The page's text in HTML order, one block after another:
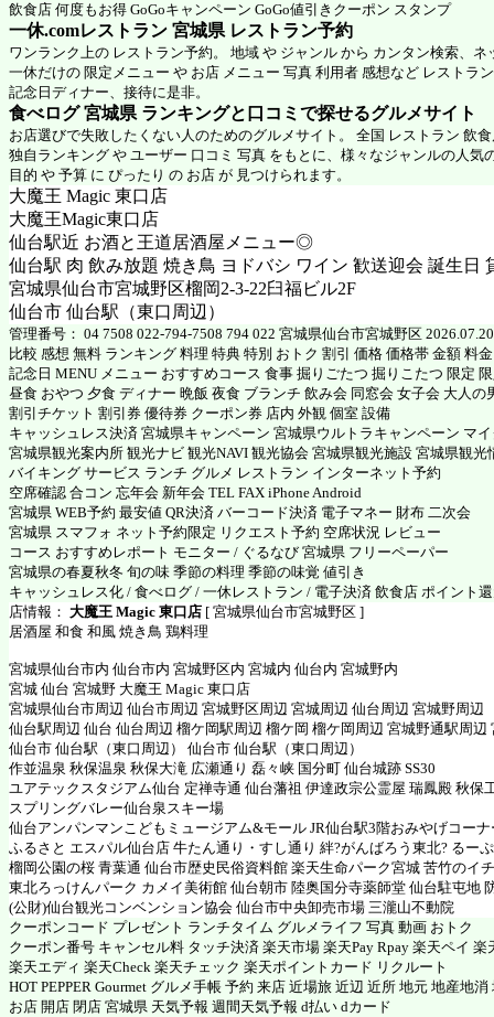
飲食店 何度もお得 GoGoキャンペーン GoGo値引きクーポン スタンプ
一休.comレストラン 宮城県 レストラン予約
ワンランク上の レストラン予約。 地域 や ジャンル から カンタン検索、ネ
一休だけの 限定メニュー や お店 メニュー 写真 利用者 感想など レストラ
記念日ディナー、接待に是非。
食べログ 宮城県 ランキングと口コミで探せるグルメサイト
お店選びで失敗したくない人のためのグルメサイト。 全国 レストラン 飲
独自ランキング や ユーザー 口コミ 写真 をもとに、様々なジャンルの人気
目的 や 予算 に ぴったり の お店 が 見つけられます。
大魔王 Magic 東口店
大魔王Magic東口店
仙台駅近 お酒と王道居酒屋メニュー◎
仙台駅 肉 飲み放題 焼き鳥 ヨドバシ ワイン 歓送迎会 誕生日
宮城県仙台市宮城野区榴岡2-3-22臼福ビル2F
仙台市 仙台駅（東口周辺）
管理番号： 04 7508 022-794-7508 794 022 宮城県仙台市宮城野区 2026.07.20
比較 感想 無料 ランキング 料理 特典 特別 おトク 割引 価格 価格帯 金額 料
記念日 MENU メニュー おすすめコース 食事 掘りごたつ 掘りこたつ 限定
昼食 おやつ 夕食 ディナー 晩飯 夜食 ブランチ 飲み会 同窓会 女子会 大人の
割引チケット 割引券 優待券 クーポン券 店内 外観 個室 設備
キャッシュレス決済 宮城県キャンペーン 宮城県ウルトラキャンペーン マ
宮城県観光案内所 観光ナビ 観光NAVI 観光協会 宮城県観光施設 宮城県観光
バイキング サービス ランチ グルメ レストラン インターネット予約
空席確認 合コン 忘年会 新年会 TEL FAX iPhone Android
宮城県 WEB予約 最安値 QR決済 バーコード決済 電子マネー 財布 二次会
宮城県 スマフォ ネット予約限定 リクエスト予約 空席状況 レビュー
コース おすすめレポート モニター / ぐるなび 宮城県 フリーペーパー
宮城県の春夏秋冬 旬の味 季節の料理 季節の味覚 値引き
キャッシュレス化 / 食べログ / 一休レストラン / 電子決済 飲食店 ポイント
店情報： 大魔王 Magic 東口店 [ 宮城県仙台市宮城野区 ]
居酒屋 和食 和風 焼き鳥 鶏料理
宮城県仙台市内 仙台市内 宮城野区内 宮城内 仙台内 宮城野内
宮城 仙台 宮城野 大魔王 Magic 東口店
宮城県仙台市周辺 仙台市周辺 宮城野区周辺 宮城周辺 仙台周辺 宮城野周辺
仙台駅周辺 仙台 仙台周辺 榴ケ岡駅周辺 榴ケ岡 榴ケ岡周辺 宮城野通駅周辺
仙台市 仙台駅（東口周辺） 仙台市 仙台駅（東口周辺）
作並温泉 秋保温泉 秋保大滝 広瀬通り 磊々峡 国分町 仙台城跡 SS30
ユアテックスタジアム仙台 定禅寺通 仙台藩祖 伊達政宗公霊屋 瑞鳳殿 秋保
スプリングバレー仙台泉スキー場
仙台アンパンマンこどもミュージアム&モール JR仙台駅3階おみやげコー
ふるさと エスパル仙台店 牛たん通り・すし通り 絆?がんばろう東北? るー
榴岡公園の桜 青葉通 仙台市歴史民俗資料館 楽天生命パーク宮城 苦竹のイ
東北ろっけんパーク カメイ美術館 仙台朝市 陸奥国分寺薬師堂 仙台駐屯地
(公財)仙台観光コンベンション協会 仙台市中央卸売市場 三瀧山不動院
クーポンコード プレゼント ランチタイム グルメライフ 写真 動画 おトク
クーポン番号 キャンセル料 タッチ決済 楽天市場 楽天Pay Rpay 楽天ペイ 楽
楽天エディ 楽天Check 楽天チェック 楽天ポイントカード リクルート
HOT PEPPER Gourmet グルメ手帳 予約 来店 近場旅 近辺 近所 地元 地産地
お店 開店 閉店 宮城県 天気予報 週間天気予報 d払い dカード